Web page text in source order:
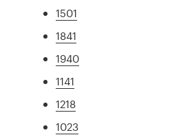
1501
1841
1940
1141
1218
1023